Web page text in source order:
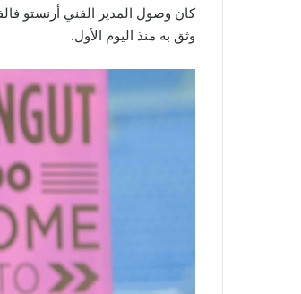
كان وصول المدير الفني أرنستو
وثق به منذ اليوم الأول.